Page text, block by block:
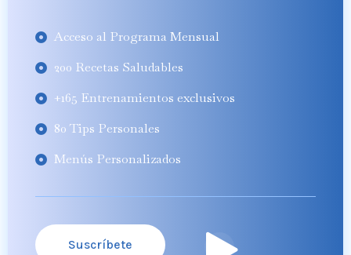
Acceso al Programa Mensual
200 Recetas Saludables
+165 Entrenamientos exclusivos
80 Tips Personales
Menús Personalizados
Suscríbete